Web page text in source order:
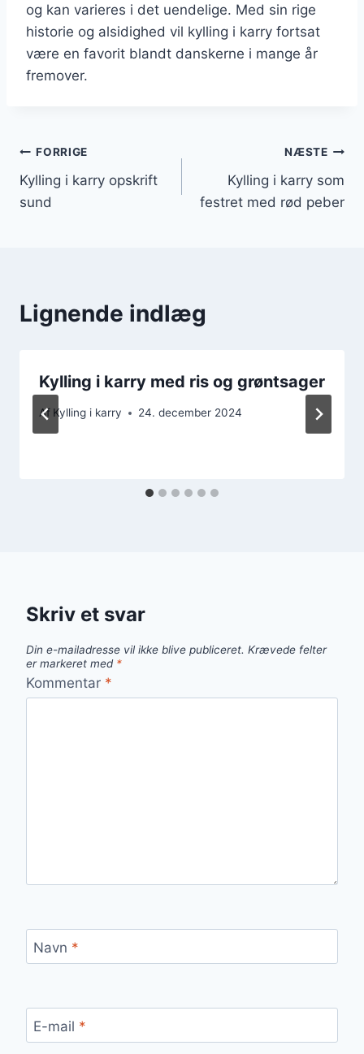
og kan varieres i det uendelige. Med sin rige
historie og alsidighed vil kylling i karry fortsat
være en favorit blandt danskerne i mange år
fremover.
Indlægsnavigation
FORRIGE
Kylling i karry opskrift
sund
NÆSTE
Kylling i karry som
festret med rød peber
Lignende indlæg
Kylling i karry med ris og grøntsager
Af Kylling i karry 24. december 2024
Skriv et svar
Din e-mailadresse vil ikke blive publiceret. Krævede felter
er markeret med *
Kommentar *
Navn *
E-mail *